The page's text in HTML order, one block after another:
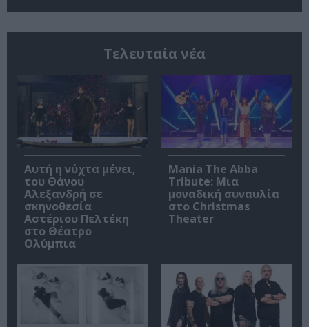
Τελευταία νέα
Αυτή η νύχτα μένει,
του Θάνου
Αλεξανδρή σε
σκηνοθεσία
Αστέριου Πελτέκη
στο Θέατρο
Ολύμπια
Mania The Abba
Tribute: Μια
μοναδική συναυλία
στο Christmas
Theater